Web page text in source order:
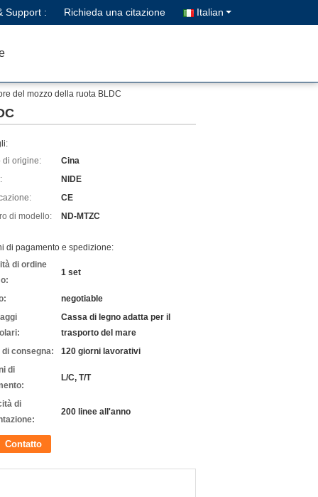
Support : Richieda una citazione Italian
del mozzo della ruota BLDC
di origine:
Cina
NIDE
CE
di modello:
ND-MTZC
di pagamento e spedizione:
di ordine
1 set
negotiable
Cassa di legno adatta per il
trasporto del mare
di consegna:
120 giorni lavorativi
di
L/C, T/T
di
200 linee all'anno
Contatto